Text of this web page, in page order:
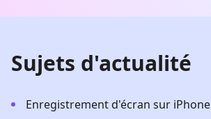
Sujets d'actualité
Enregistrement d'écran sur iPhone